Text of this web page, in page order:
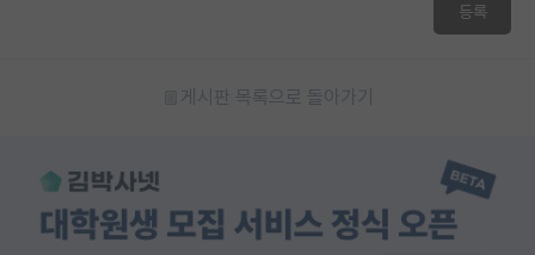
등록
게시판 목록으로 돌아가기